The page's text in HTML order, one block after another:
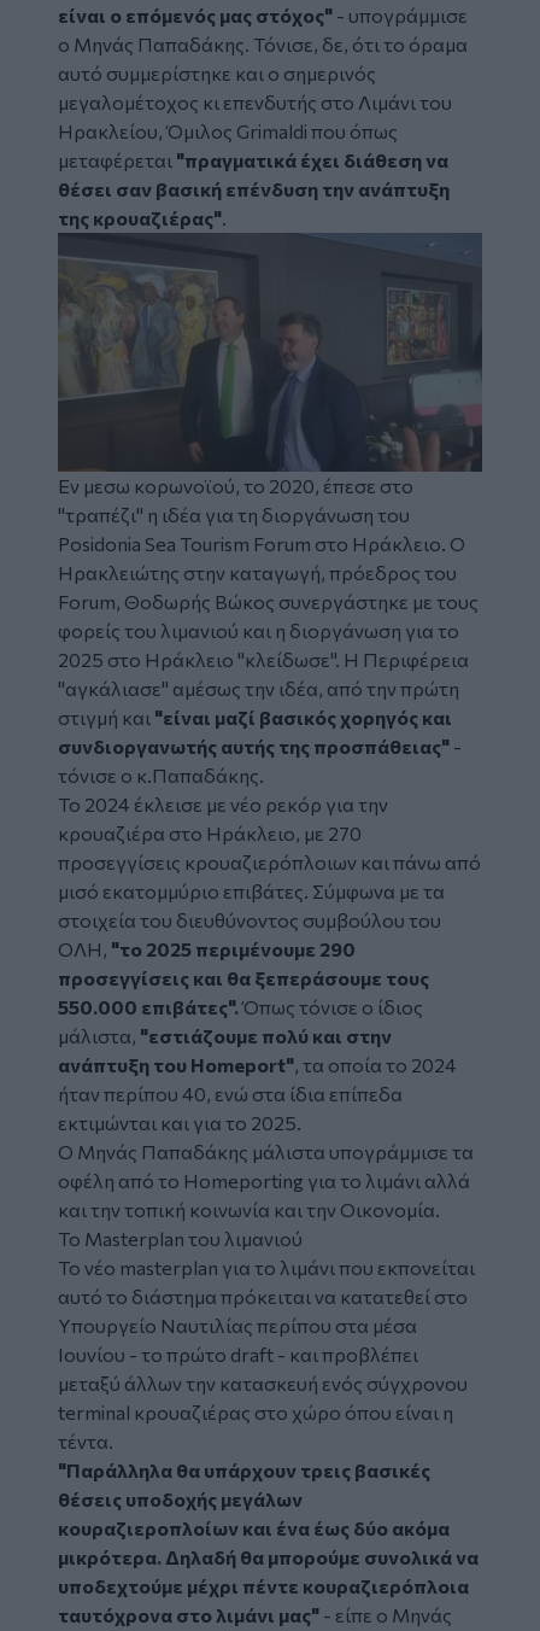
είναι ο επόμενός μας στόχος" - υπογράμμισε
ο Μηνάς Παπαδάκης. Τόνισε, δε, ότι το όραμα
αυτό συμμερίστηκε και ο σημερινός
μεγαλομέτοχος κι επενδυτής στο Λιμάνι του
Ηρακλείου, Όμιλος Grimaldi που όπως
μεταφέρεται "πραγματικά έχει διάθεση να
θέσει σαν βασική επένδυση την ανάπτυξη
της κρουαζιέρας".
Εν μεσω κορωνοϊού, το 2020, έπεσε στο
"τραπέζι" η ιδέα για τη διοργάνωση του
Posidonia Sea Tourism Forum στο Ηράκλειο. Ο
Ηρακλειώτης στην καταγωγή, πρόεδρος του
Forum, Θοδωρής Βώκος συνεργάστηκε με τους
φορείς του λιμανιού και η διοργάνωση για το
2025 στο Ηράκλειο "κλείδωσε". Η Περιφέρεια
"αγκάλιασε" αμέσως την ιδέα, από την πρώτη
στιγμή και "είναι μαζί βασικός χορηγός και
συνδιοργανωτής αυτής της προσπάθειας" -
τόνισε ο κ.Παπαδάκης.
Το 2024 έκλεισε με νέο ρεκόρ για την
κρουαζιέρα στο Ηράκλειο, με 270
προσεγγίσεις κρουαζιερόπλοιων και πάνω από
μισό εκατομμύριο επιβάτες. Σύμφωνα με τα
στοιχεία του διευθύνοντος συμβούλου του
ΟΛΗ, "το 2025 περιμένουμε 290
προσεγγίσεις και θα ξεπεράσουμε τους
550.000 επιβάτες".Όπως τόνισε ο ίδιος
μάλιστα, "εστιάζουμε πολύ και στην
ανάπτυξη του Homeport", τα οποία το 2024
ήταν περίπου 40, ενώ στα ίδια επίπεδα
εκτιμώνται και για το 2025.
Ο Μηνάς Παπαδάκης μάλιστα υπογράμμισε τα
οφέλη από το Homeporting για το λιμάνι αλλά
και την τοπική κοινωνία και την Οικονομία.
Το Masterplan του λιμανιού
Το νέο masterplan για το λιμάνι που εκπονείται
αυτό το διάστημα πρόκειται να κατατεθεί στο
Υπουργείο Ναυτιλίας περίπου στα μέσα
Ιουνίου - το πρώτο draft - και προβλέπει
μεταξύ άλλων την κατασκευή ενός σύγχρονου
terminal κρουαζιέρας στο χώρο όπου είναι η
τέντα.
"Παράλληλα θα υπάρχουν τρεις βασικές
θέσεις υποδοχής μεγάλων
κουραζιεροπλοίων και ένα έως δύο ακόμα
μικρότερα. Δηλαδή θα μπορούμε συνολικά να
υποδεχτούμε μέχρι πέντε κουραζιερόπλοια
ταυτόχρονα στο λιμάνι μας" - είπε ο Μηνάς